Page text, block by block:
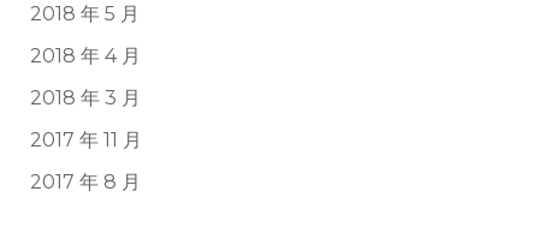
2018 年 5 月
2018 年 4 月
2018 年 3 月
2017 年 11 月
2017 年 8 月